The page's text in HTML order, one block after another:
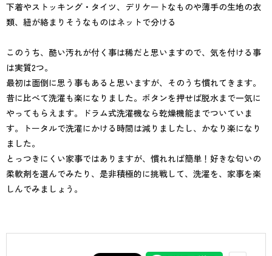
下着やストッキング・タイツ、デリケートなものや薄手の生地の衣
類、紐が絡まりそうなものはネットで分ける
このうち、酷い汚れが付く事は稀だと思いますので、気を付ける事
は実質2つ。
最初は面倒に思う事もあると思いますが、そのうち慣れてきます。
昔に比べて洗濯も楽になりました。ボタンを押せば脱水まで一気に
やってもらえます。ドラム式洗濯機なら乾燥機能までついていま
す。トータルで洗濯にかける時間は減りましたし、かなり楽になり
ました。
とっつきにくい家事ではありますが、慣れれば簡単！好きな匂いの
柔軟剤を選んでみたり、是非積極的に挑戦して、洗濯を、家事を楽
しんでみましょう。